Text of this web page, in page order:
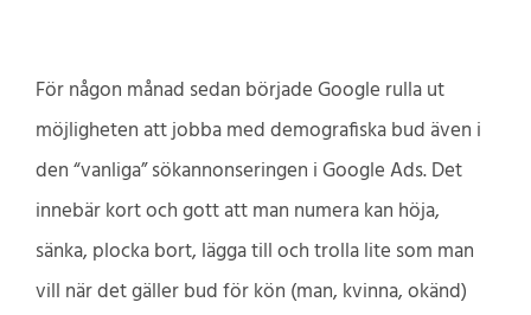
För någon månad sedan började Google rulla ut
möjligheten att jobba med demografiska bud även i
den “vanliga” sökannonseringen i Google Ads. Det
innebär kort och gott att man numera kan höja,
sänka, plocka bort, lägga till och trolla lite som man
vill när det gäller bud för kön (man, kvinna, okänd)